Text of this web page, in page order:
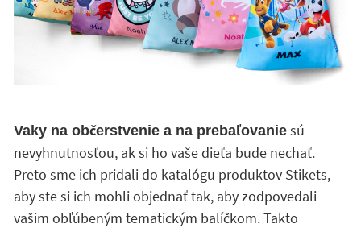
Vaky na občerstvenie a na prebaľovaniesú
nevyhnutnosťou, ak si ho vaše dieťa bude nechať.
Preto sme ich pridali do katalógu produktov Stikets,
aby ste si ich mohli objednať tak, aby zodpovedali
vašim obľúbeným tematickým balíčkom. Takto